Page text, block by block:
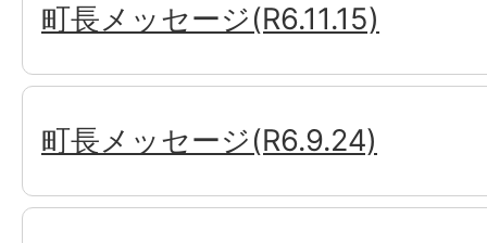
町長メッセージ(R6.11.15)
町長メッセージ(R6.9.24)